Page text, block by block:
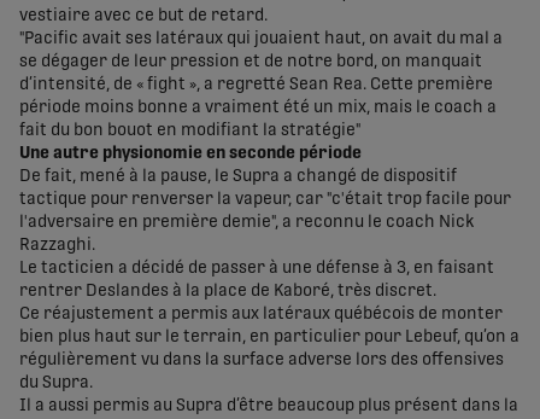
vestiaire avec ce but de retard.
"Pacific avait ses latéraux qui jouaient haut, on avait du mal a
se dégager de leur pression et de notre bord, on manquait
d’intensité, de « fight », a regretté Sean Rea. Cette première
période moins bonne a vraiment été un mix, mais le coach a
fait du bon bouot en modifiant la stratégie"
Une autre physionomie en seconde période
De fait, mené à la pause, le Supra a changé de dispositif
tactique pour renverser la vapeur, car "c'était trop facile pour
l'adversaire en première demie", a reconnu le coach Nick
Razzaghi.
Le tacticien a décidé de passer à une défense à 3, en faisant
rentrer Deslandes à la place de Kaboré, très discret.
Ce réajustement a permis aux latéraux québécois de monter
bien plus haut sur le terrain, en particulier pour Lebeuf, qu’on a
régulièrement vu dans la surface adverse lors des offensives
du Supra.
Il a aussi permis au Supra d’être beaucoup plus présent dans la